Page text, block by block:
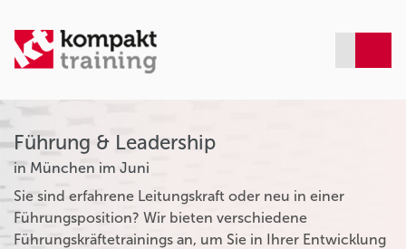
Führung & Leadership
in München im Juni
Sie sind erfahrene Leitungskraft oder neu in einer
Führungsposition? Wir bieten verschiedene
Führungskräftetrainings an, um Sie in Ihrer Entwicklung